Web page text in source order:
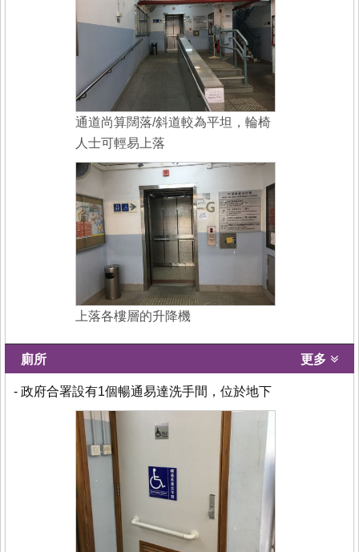
通道尚算闊落/斜道較為平坦，輪椅
人士可輕易上落
上落各樓層的升降機
廁所 更多
- 政府合署設有1個暢通易達洗手間，位於地下